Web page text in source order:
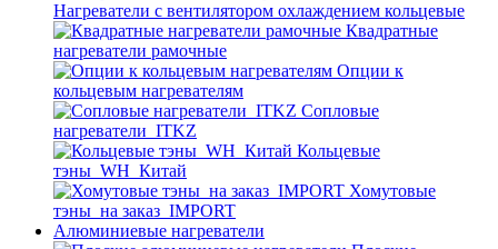
Нагреватели с вентилятором охлаждением кольцевые
Квадратные
нагреватели рамочные
Опции к
кольцевым нагревателям
Cопловые
нагреватели_ITKZ
Кольцевые
тэны_WH_Китай
Хомутовые
тэны_на заказ_IMPORT
Алюминиевые нагреватели